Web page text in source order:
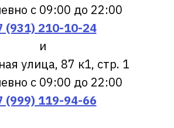
с 09:00 до 22:00
(931) 210-10-24
и
улица, 87 к1, стр. 1
с 09:00 до 22:00
(999) 119-94-66